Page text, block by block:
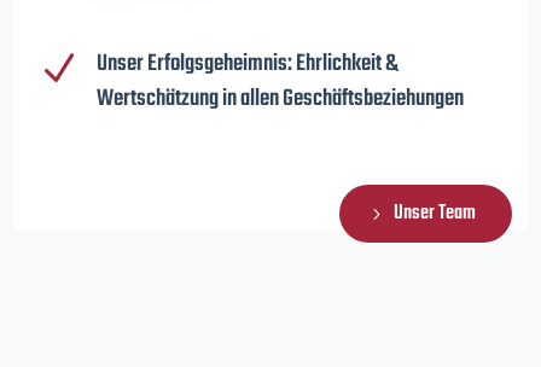
N
Unser Erfolgsgeheimnis: Ehrlichkeit &
Wertschätzung in allen Geschäftsbeziehungen
Unser Team